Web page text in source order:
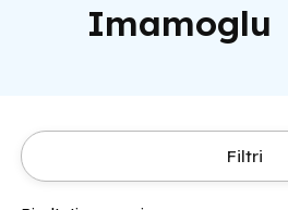
Imamoglu
Filtri